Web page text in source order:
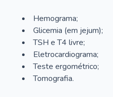
Hemograma;
Glicemia (em jejum);
TSH e T4 livre;
Eletrocardiograma;
Teste ergométrico;
Tomografia.